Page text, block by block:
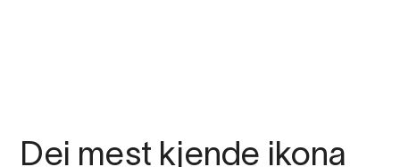
Dei mest kjende ikona